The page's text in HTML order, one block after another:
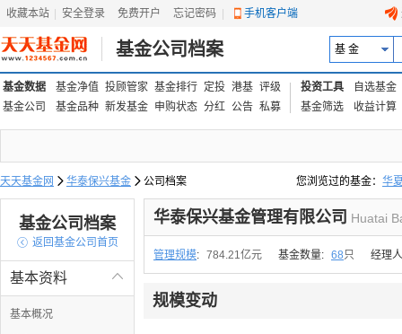
收藏本站 安全登录 免费开户 忘记密码 手机客户端
基金公司档案 基 金
基金数据 基金净值 投顾管家 基金排行 定投 港基 评级
基金公司
基金品种 新发基金 申购状态 分红 公告 私募
投资工具
自选基金
基金筛选
收益计算
天天基金网  华泰保兴基金  公司档案 您浏览过的基金： 华
易方达上证中盘ETF联
基金公司档案
 返回基金公司首页

基本资料
基本概况
华泰保兴基金管理有限公司 Huatai
管理规模: 784.21亿元 基金数量: 68只 经理
规模变动